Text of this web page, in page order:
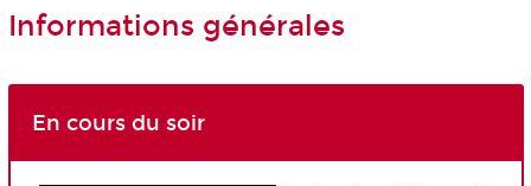
Informations générales
En cours du soir